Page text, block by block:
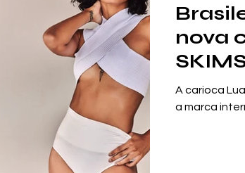
nova
A carioca
a marca